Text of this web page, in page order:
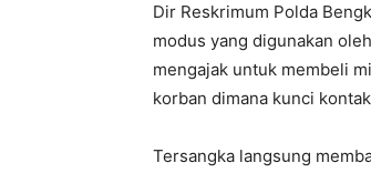
Dir Reskrimum Polda
modus yang digunakan
mengajak untuk membeli
korban dimana kunci
Tersangka langsung